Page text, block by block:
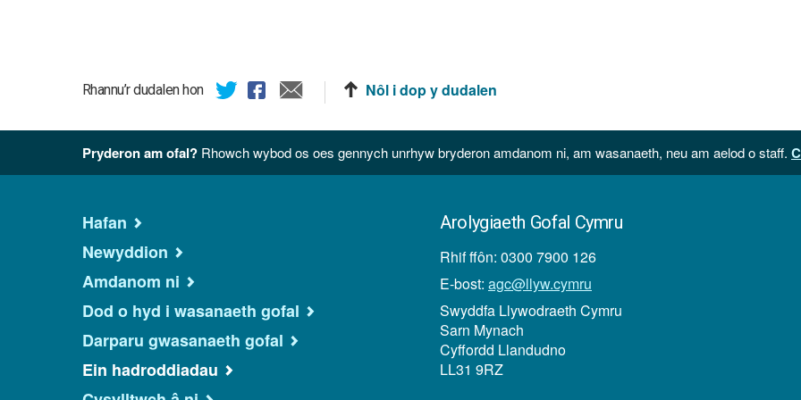
KB
Rhannu’r dudalen hon Nôl i dop y dudalen
Pryderon am ofal? Rhowch wybod os oes gennych unrhyw bryderon amdanom ni, am wasanaeth, neu am aelod o staff.
Hafan
Newyddion
Amdanom ni
Dod o hyd i wasanaeth gofal
Darparu gwasanaeth gofal
Ein hadroddiadau
Arolygiaeth Gofal Cymru
Rhif ffôn: 0300 7900 126
E-bost: agc@llyw.cymru
Swyddfa Llywodraeth Cymru
Sarn Mynach
Cyffordd Llandudno
LL31 9RZ